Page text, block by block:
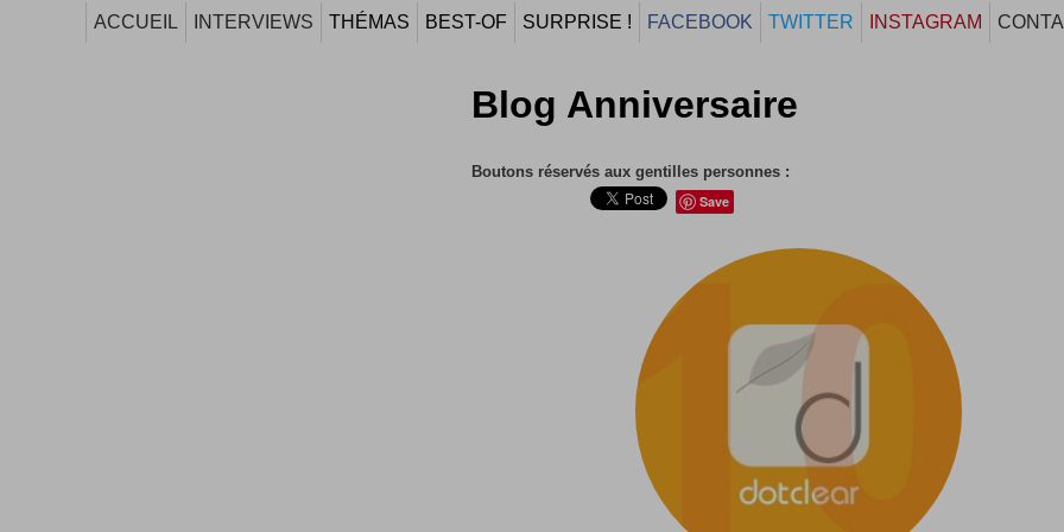
ACCUEIL INTERVIEWS THÉMAS BEST-OF SURPRISE ! FACEBOOK TWITTER INSTAGRAM
Blog Anniversaire
Boutons réservés aux gentilles personnes :
Save